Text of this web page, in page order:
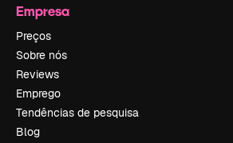
Empresa
Preços
Sobre nós
Reviews
Emprego
Tendências de pesquisa
Blog